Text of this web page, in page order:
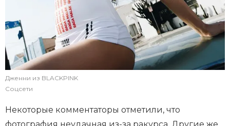
Дженни из BLACKPINK
Соцсети
Некоторые комментаторы отметили, что